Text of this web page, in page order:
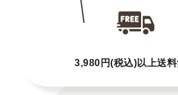
3,980円(税込)以上送